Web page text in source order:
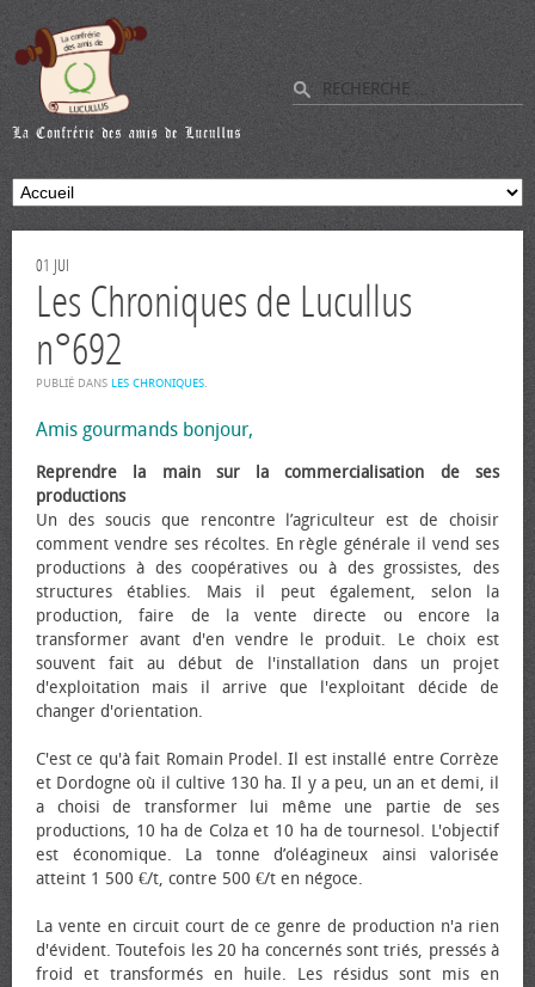
01 JUI
Les Chroniques de Lucullus
n°692
PUBLIÉ DANS LES CHRONIQUES.
Amis gourmands bonjour,
Reprendre la main sur la commercialisation de ses
productions
Un des soucis que rencontre l’agriculteur est de choisir
comment vendre ses récoltes. En règle générale il vend ses
productions à des coopératives ou à des grossistes, des
structures établies. Mais il peut également, selon la
production, faire de la vente directe ou encore la
transformer avant d'en vendre le produit. Le choix est
souvent fait au début de l'installation dans un projet
d'exploitation mais il arrive que l'exploitant décide de
changer d'orientation.
C'est ce qu'à fait Romain Prodel. Il est installé entre Corrèze
et Dordogne où il cultive 130 ha. Il y a peu, un an et demi, il
a choisi de transformer lui même une partie de ses
productions, 10 ha de Colza et 10 ha de tournesol. L'objectif
est économique. La tonne d’oléagineux ainsi valorisée
atteint 1 500 €/t, contre 500 €/t en négoce.
La vente en circuit court de ce genre de production n'a rien
d'évident. Toutefois les 20 ha concernés sont triés, pressés à
froid et transformés en huile. Les résidus sont mis en